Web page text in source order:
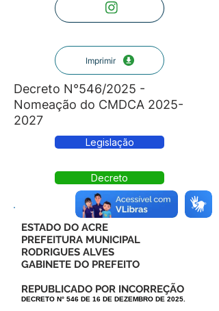
Imprimir
Decreto N°546/2025 -
Nomeação do CMDCA 2025-
2027
Legislação
Decreto
ESTADO DO ACRE
PREFEITURA MUNICIPAL
RODRIGUES ALVES
GABINETE DO PREFEITO
REPUBLICADO POR INCORREÇÃO
DECRETO N° 546 DE 16 DE DEZEMBRO DE 2025.